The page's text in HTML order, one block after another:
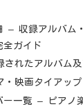
– 収録アルバム
全ガイド
されたアルバム
・映画タイアッ
ー一覧 – ピアノ